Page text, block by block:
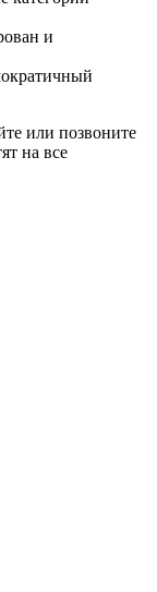
и
или позвоните
на все